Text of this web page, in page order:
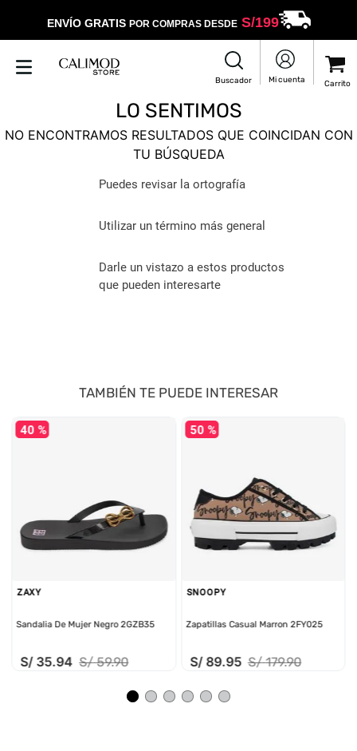
ENVÍO GRATIS POR COMPRAS DESDES/199
LO SENTIMOS
NO ENCONTRAMOS RESULTADOS QUE COINCIDAN CON
TU BÚSQUEDA
Puedes revisar la ortografía
Utilizar un término más general
Darle un vistazo a estos productos
que pueden interesarte
TAMBIÉN TE PUEDE INTERESAR
40 %
ZAXY
Sandalia De Mujer Negro 2GZB35
S/ 35.94 S/ 59.90
50 %
SNOOPY
Zapatillas Casual Marron 2FY025
S/ 89.95 S/ 179.90